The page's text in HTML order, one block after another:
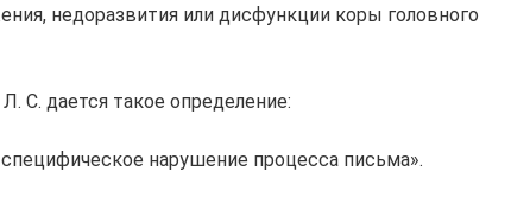
недоразвития или дисфункции коры головного
С. дается такое определение:
нарушение процесса письма».